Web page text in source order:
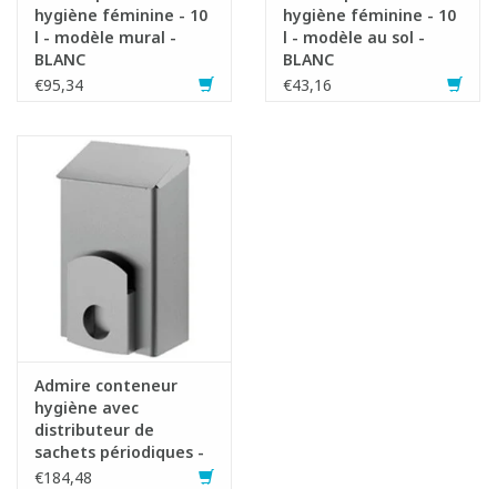
hygiène féminine - 10
l - modèle mural -
BLANC
€95,34
hygiène féminine - 10
l - modèle au sol -
BLANC
€43,16
Admire conteneur
hygiène avec
distributeur de
sachets périodiques -
INOX
€184,48